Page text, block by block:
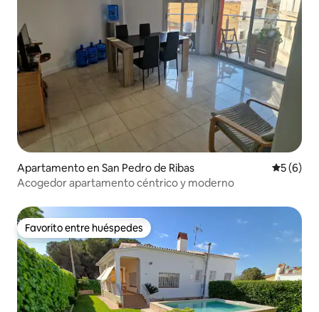
Apartamento en San Pedro de Ribas
5 (6)
Acogedor apartamento céntrico y moderno
Favorito entre huéspedes
Favorito entre huéspedes